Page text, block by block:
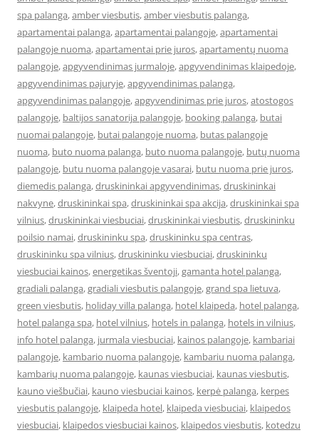
spa palanga,amber viesbutis,amber viesbutis palanga,
apartamentai palanga,apartamentai palangoje,apartamentai
palangoje nuoma,apartamentai prie juros,apartamentų nuoma
palangoje,apgyvendinimas jurmaloje,apgyvendinimas klaipedoje,
apgyvendinimas pajuryje,apgyvendinimas palanga,
apgyvendinimas palangoje,apgyvendinimas prie juros,atostogos
palangoje, baltijos sanatorija palangoje, booking palanga, butai
nuomai palangoje, butai palangoje nuoma, butas palangoje
nuoma, buto nuoma palanga, buto nuoma palangoje, butų nuoma
palangoje, butu nuoma palangoje vasarai, butu nuoma prie juros,
diemedis palanga,druskininkai apgyvendinimas,druskininkai
nakvyne,druskininkai spa,druskininkai spa akcija,druskininkai spa
vilnius,druskininkai viesbuciai,druskininkai viesbutis,druskininku
poilsio namai,druskininku spa,druskininku spa centras,
druskininku spa vilnius,druskininku viesbuciai,druskininku
viesbuciai kainos,energetikas šventoji,gamanta hotel palanga,
gradiali palanga,gradiali viesbutis palangoje,grand spa lietuva,
green viesbutis, holiday villa palanga, hotel klaipeda, hotel palanga,
hotel palanga spa, hotel vilnius, hotels in palanga, hotels in vilnius,
info hotel palanga, jurmala viesbuciai, kainos palangoje, kambariai
palangoje, kambario nuoma palangoje, kambariu nuoma palanga,
kambarių nuoma palangoje, kaunas viesbuciai, kaunas viesbutis,
kauno viešbučiai, kauno viesbuciai kainos, kerpė palanga, kerpes
viesbutis palangoje, klaipeda hotel, klaipeda viesbuciai, klaipedos
viesbuciai, klaipedos viesbuciai kainos, klaipedos viesbutis, kotedzu